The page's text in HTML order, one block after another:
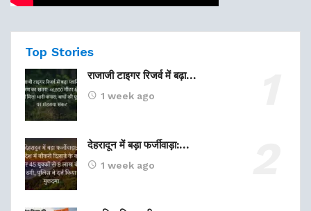
Top Stories
राजाजी टाइगर रिजर्व में बढ़ा…
1 week ago
देहरादून में बड़ा फर्जीवाड़ा:…
1 week ago